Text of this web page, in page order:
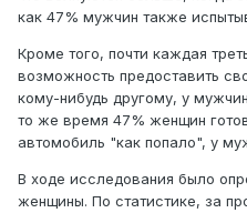
как 47% мужчин также
Кроме того, почти каждая
возможность предоставить
кому-нибудь другому, у
то же время 47% женщин
автомобиль "как попало", у
В ходе исследования было
женщины. По статистике, за